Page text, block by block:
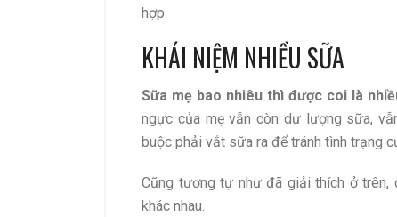
hợp.
KHÁI NIỆM NHIỀU SỮA
Sữa mẹ bao nhiêu thì được coi là
ngực của mẹ vẫn còn dư lượng sữa,
buộc phải vắt sữa ra để tránh tình trạng
Cũng tương tự như đã giải thích ở trên,
khác nhau.